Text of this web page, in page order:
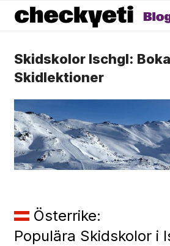
Skidskolor Ischgl: Boka
Skidlektioner
Österrike:
Populära Skidskolor i